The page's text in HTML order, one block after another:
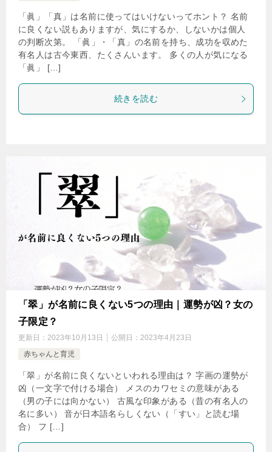
「眞」「真」は名前に使ってはいけないってホント？ 名前
に良くない説もありますが、気にするか、しないかは個人
の判断次第。 「眞」・「真」の名前を持ち、成功を収めた
有名人は古今東西、たくさんいます。 多くの人が気になる
「眞」 […]
続きを読む
「翠」が名前に良くない5つの理由｜運勢が凶？女の
子限定？
更新日： 2023年10月13日 公開日： 2023年4月23日
赤ちゃんと育児
「翠」が名前に良くないといわれる理由は？ 字画の運勢が
凶（一文字で付ける場合） メスのカワセミの意味がある
（男の子には向かない） 古風な印象がある（昔の有名人の
名に多い） 音が日本語名らしくない（「すい」と読む場
合） フ […]